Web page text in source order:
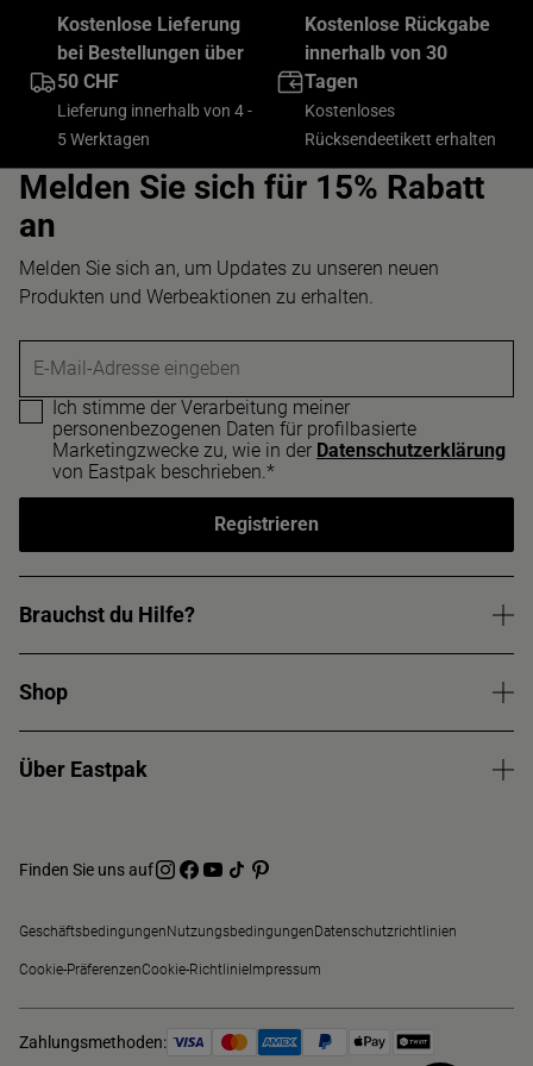
Kostenlose Lieferung
bei Bestellungen über
50 CHF
Lieferung innerhalb von 4 -
5 Werktagen
Kostenlose Rückgabe
innerhalb von 30
Tagen
Kostenloses
Rücksendeetikett erhalten
Melden Sie sich für 15% Rabatt
an
Melden Sie sich an, um Updates zu unseren neuen
Produkten und Werbeaktionen zu erhalten.
E-Mail-Adresse eingeben
Ich stimme der Verarbeitung meiner
personenbezogenen Daten für profilbasierte
Marketingzwecke zu, wie in der Datenschutzerklärung
von Eastpak beschrieben.*
Registrieren
Brauchst du Hilfe?
Shop
Über Eastpak
Finden Sie uns auf
Geschäftsbedingungen NutzungsbedingungenDatenschutzrichtlinien
Cookie-PräferenzenCookie-Richtlinie Impressum
Zahlungsmethoden: